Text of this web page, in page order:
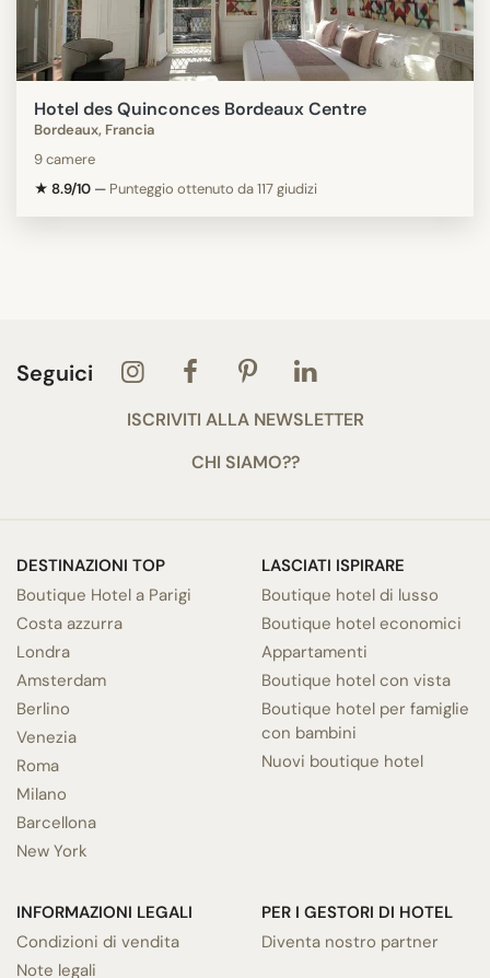
Hotel des Quinconces Bordeaux Centre
Bordeaux, Francia
9 camere
★ 8.9/10 — Punteggio ottenuto da 117 giudizi
Seguici
ISCRIVITI ALLA NEWSLETTER
CHI SIAMO??
DESTINAZIONI TOP
Boutique Hotel a Parigi
Costa azzurra
Londra
Amsterdam
Berlino
Venezia
Roma
Milano
Barcellona
New York
LASCIATI ISPIRARE
Boutique hotel di lusso
Boutique hotel economici
Appartamenti
Boutique hotel con vista
Boutique hotel per famiglie
con bambini
Nuovi boutique hotel
INFORMAZIONI LEGALI
Condizioni di vendita
Note legali
PER I GESTORI DI HOTEL
Diventa nostro partner